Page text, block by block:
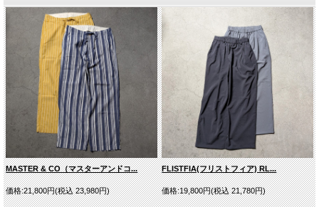
■商品スペック
生産国
JAPAN
素材
Cotton 100%
型番
E-23208
スタイルネー
ム
チーチーパ
モデルDATA 175cm/62kgでサイズ[M] を着用
その他
※サイズ表は平均値です。商品には個体差がありますため1
～2cm程度の誤差を含みます。
MASTER & CO（マスターアンドコ...
価格:21,800円(税込 23,980円)
FLISTFIA(フリストフィア) RL...
価格:19,800円(税込 21,780円)